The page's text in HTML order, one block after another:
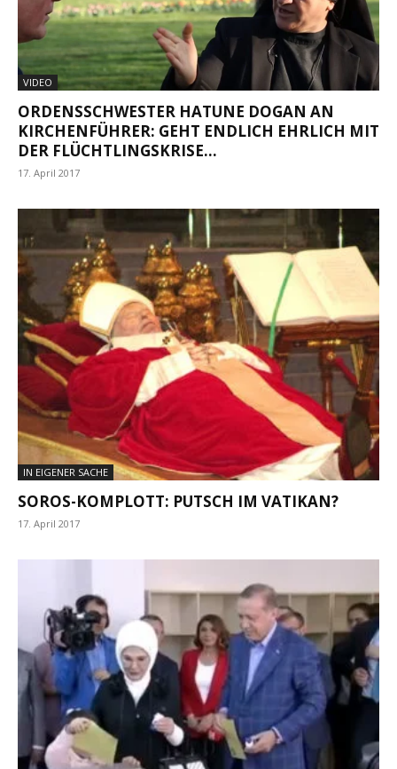
VIDEO
ORDENSSCHWESTER HATUNE DOGAN AN
KIRCHENFÜHRER: GEHT ENDLICH EHRLICH MIT
DER FLÜCHTLINGSKRISE...
17. April 2017
IN EIGENER SACHE
SOROS-KOMPLOTT: PUTSCH IM VATIKAN?
17. April 2017